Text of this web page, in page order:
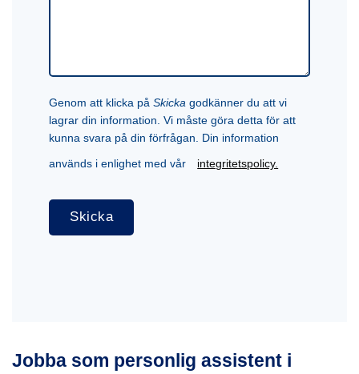
Genom att klicka påSkicka godkänner du att vi
lagrar din information. Vi måste göra detta för att
kunna svara på din förfrågan. Din information
används i enlighet med vår
integritetspolicy.
Jobba som personlig assistent i